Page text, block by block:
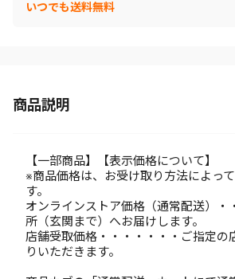
いつでも送料無料
商品説明
【一部商品】【表示価格について】
※商品価格は、お受け取り方法によっ
す。
オンラインストア価格（通常配送）・
所（玄関まで）へお届けします。
店舗受取価格・・・・・・・ご指定の
りいただきます。